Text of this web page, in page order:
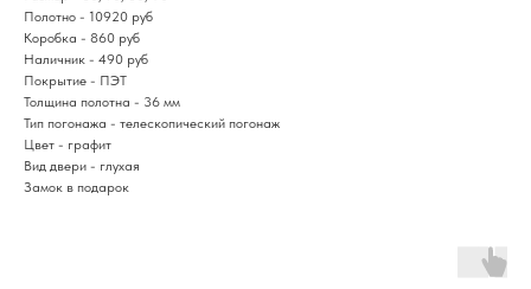
Полотно - 10920 руб
Коробка - 860 руб
Наличник - 490 руб
Покрытие - ПЭТ
Толщина полотна - 36 мм
Тип погонажа - телескопический погонаж
Цвет - графит
Вид двери - глухая
Замок в подарок